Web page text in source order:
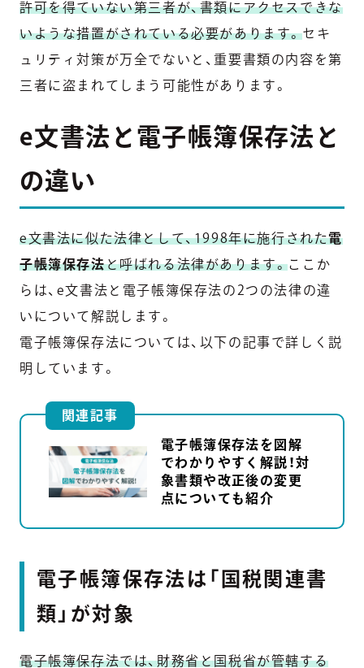
許可を得ていない第三者が、書類にアクセスできな
いような措置がされている必要があります。セキ
ュリティ対策が万全でないと、重要書類の内容を第
三者に盗まれてしまう可能性があります。
e文書法と電子帳簿保存法と
の違い
e文書法に似た法律として、1998年に施行された電
子帳簿保存法と呼ばれる法律があります。ここか
らは、e文書法と電子帳簿保存法の2つの法律の違
いについて解説します。
電子帳簿保存法については、以下の記事で詳しく説
明しています。
関連記事
電子帳簿保存法を図解
でわかりやすく解説！対
象書類や改正後の変更
点についても紹介
電子帳簿保存法は「国税関連書
類」が対象
電子帳簿保存法では、財務省と国税省が管轄する